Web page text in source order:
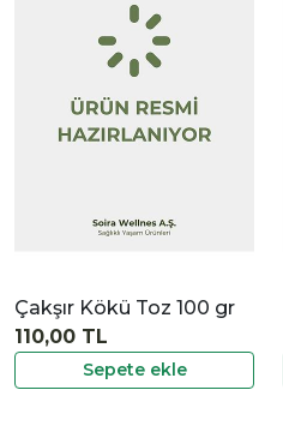
Çakşır Kökü Toz 100 gr
Sepete ekle
110,00 TL